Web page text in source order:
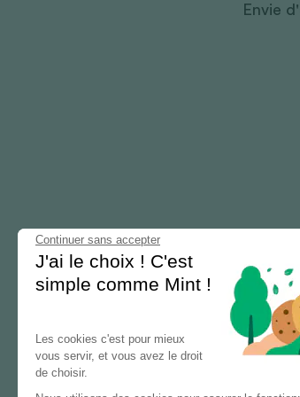
Continuer sans accepter
J'ai le choix ! C'est
simple comme Mint !
Les cookies c'est pour mieux
vous servir, et vous avez le droit
de choisir.
Envie